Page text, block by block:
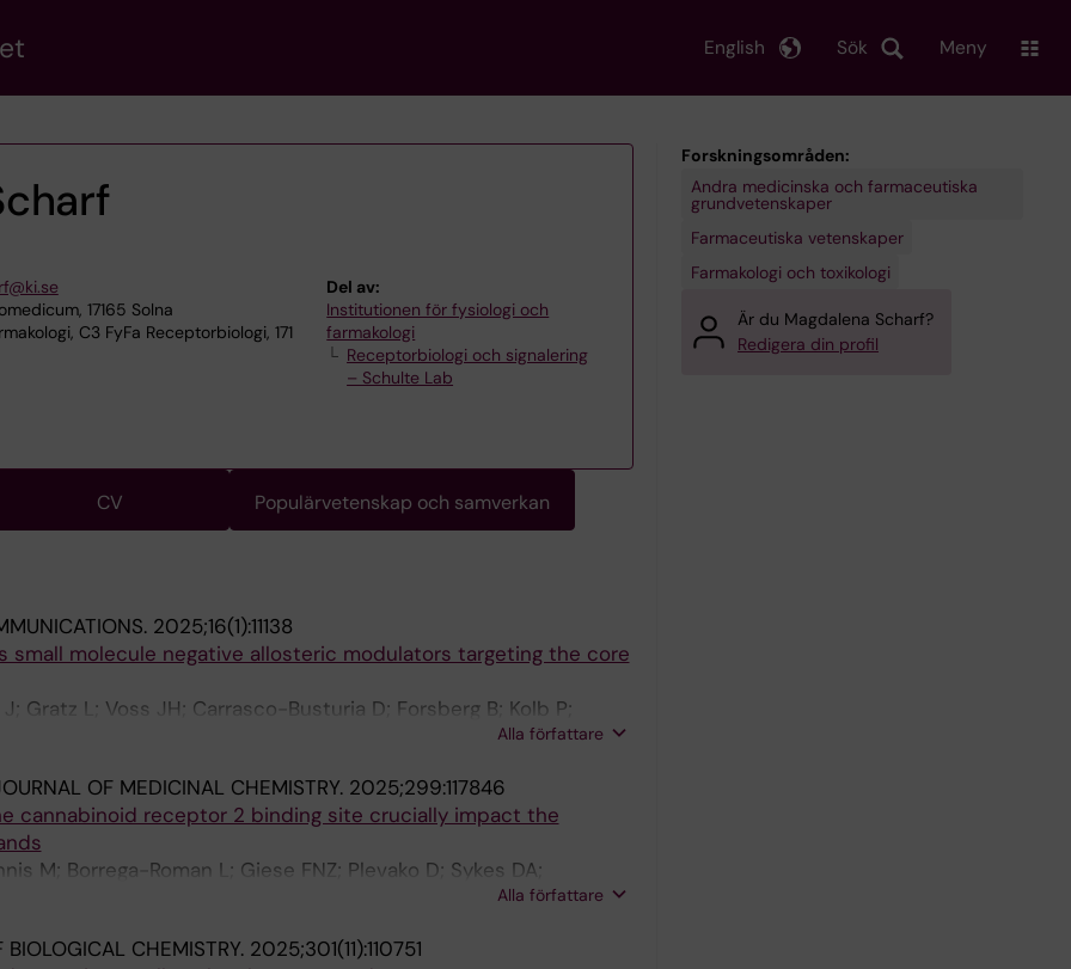
Sök
English Meny
17165 Solna
C3 FyFa Receptorbiologi, 171
Del av:
Institutionen för fysiologi och
farmakologi
Receptorbiologi och signalering
– Schulte Lab
CV Populärvetenskap och samverkan
2025;16(1):11138
small molecule negative allosteric modulators targeting the core
Gratz L; Voss JH; Carrasco-Busturia D; Forsberg B; Kolb P;
Alla författare
OF MEDICINAL CHEMISTRY. 2025;299:117846
cannabinoid receptor 2 binding site crucially impact the
M; Borrega-Roman L; Giese FNZ; Plevako D; Sykes DA;
Alla författare
CHEMISTRY. 2025;301(11):110751
Forskningsområden:
Andra medicinska och farmaceutiska
grundvetenskaper
Farmaceutiska vetenskaper
Farmakologi och toxikologi
Är du Magdalena Scharf?
Redigera din profil